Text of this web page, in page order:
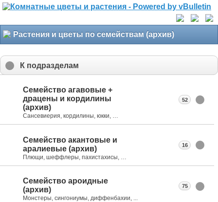
Растения и цветы по семействам (архив)
К подразделам
Семейство агавовые +
драцены и кордилины
(архив)
Сансевиерия, кордилины, юкки, …
52
Семейство акантовые и
аралиевые (архив)
Плющи, шеффлеры, пахистахисы, …
16
Семейство ароидные
(архив)
Монстеры, сингониумы, диффенбахии, ...
75